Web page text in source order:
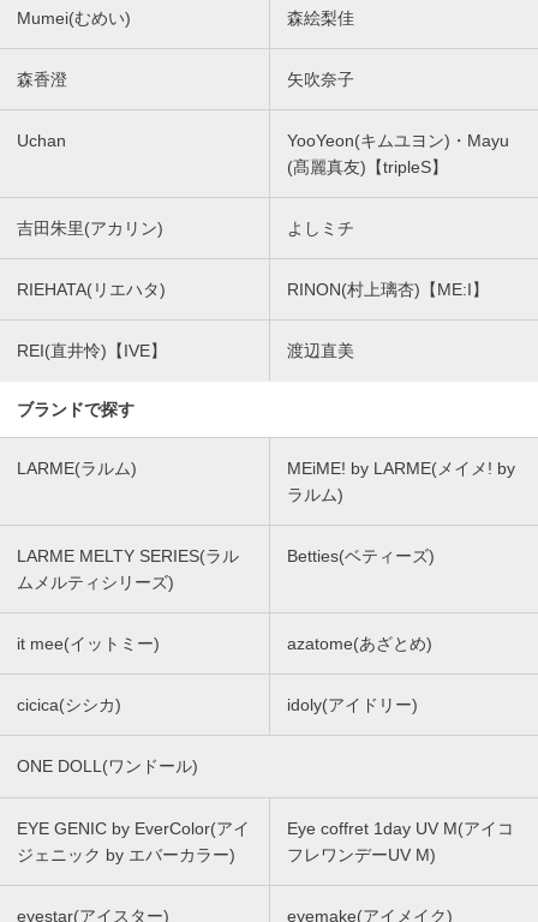
Mumei(むめい) 森絵梨佳
森香澄 矢吹奈子
Uchan
YooYeon(キムユヨン)・Mayu
(髙麗真友)【tripleS】
吉田朱里(アカリン) よしミチ
RIEHATA(リエハタ) RINON(村上璃杏)【ME:I】
REI(直井怜)【IVE】 渡辺直美
ブランドで探す
LARME(ラルム)
MEiME! by LARME(メイメ! by
ラルム)
LARME MELTY SERIES(ラル
ムメルティシリーズ)
Betties(ベティーズ)
it mee(イットミー) azatome(あざとめ)
cicica(シシカ) idoly(アイドリー)
ONE DOLL(ワンドール)
EYE GENIC by EverColor(アイ
ジェニック by エバーカラー)
Eye coffret 1day UV M(アイコ
フレワンデーUV M)
eyestar(アイスター) eyemake(アイメイク)